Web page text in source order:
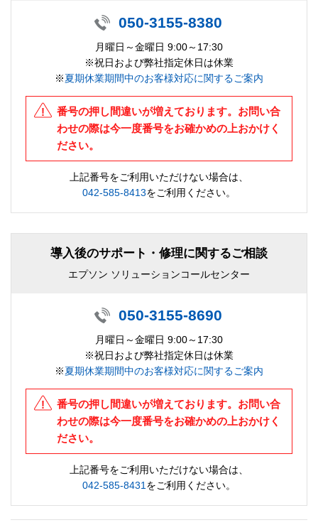
050-3155-8380
月曜日～金曜日 9:00～17:30
※祝日および弊社指定休日は休業
※夏期休業期間中のお客様対応に関するご案内
番号の押し間違いが増えております。お問い合
わせの際は今一度番号をお確かめの上おかけく
ださい。
上記番号をご利用いただけない場合は、
042-585-8413をご利用ください。
導入後のサポート・修理に関するご相談
エプソン ソリューションコールセンター
050-3155-8690
月曜日～金曜日 9:00～17:30
※祝日および弊社指定休日は休業
※夏期休業期間中のお客様対応に関するご案内
番号の押し間違いが増えております。お問い合
わせの際は今一度番号をお確かめの上おかけく
ださい。
上記番号をご利用いただけない場合は、
042-585-8431 をご利用ください。